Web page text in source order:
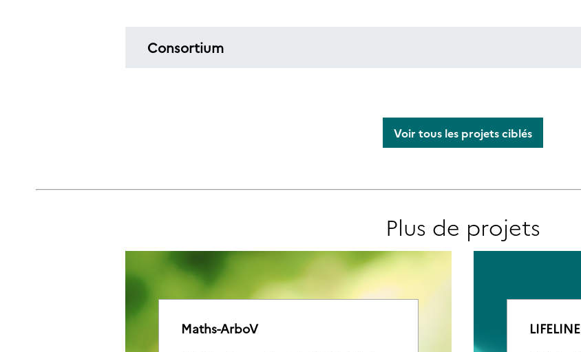
Consortium
Centre de recherche en Mathématiques de la Décision
Laboratoire J.A. Dieudonné
Voir tous les projets ciblés
Plus de projets
Maths-ArboV LIFELINE